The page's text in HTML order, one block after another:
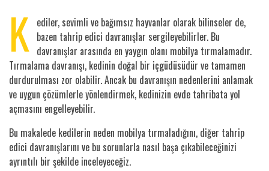
K ediler, sevimli ve bağımsız hayvanlar olarak bilinseler de,
bazen tahrip edici davranışlar sergileyebilirler. Bu
davranışlar arasında en yaygın olanı mobilya tırmalamadır.
Tırmalama davranışı, kedinin doğal bir içgüdüsüdür ve tamamen
durdurulması zor olabilir. Ancak bu davranışın nedenlerini anlamak
ve uygun çözümlerle yönlendirmek, kedinizin evde tahribata yol
açmasını engelleyebilir.
Bu makalede kedilerin neden mobilya tırmaladığını, diğer tahrip
edici davranışlarını ve bu sorunlarla nasıl başa çıkabileceğinizi
ayrıntılı bir şekilde inceleyeceğiz.